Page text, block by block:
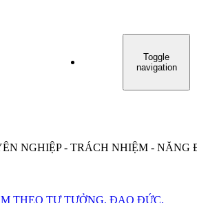
TIN TỨC - SỰ KIỆN
Toggle
navigation
- TRÁCH NHIỆM - NĂNG
THEO TƯ TƯỞNG, ĐẠO ĐỨC,